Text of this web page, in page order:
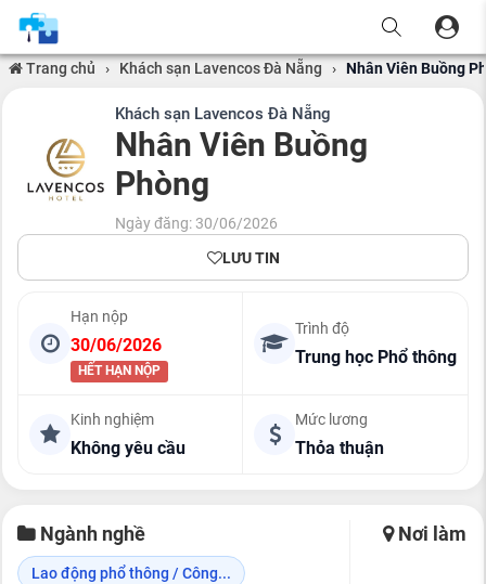
Trang chủ › Khách sạn Lavencos Đà Nẵng › Nhân Viên Buồng
Khách sạn Lavencos Đà Nẵng
Nhân Viên Buồng
Phòng
Ngày đăng: 30/06/2026
LƯU TIN
Hạn nộp
30/06/2026
HẾT HẠN NỘP
Trình độ
Trung học Phổ thông
Kinh nghiệm
Không yêu cầu
Mức lương
Thỏa thuận
Ngành nghề
Lao động phổ thông / Công...
Nơi làm